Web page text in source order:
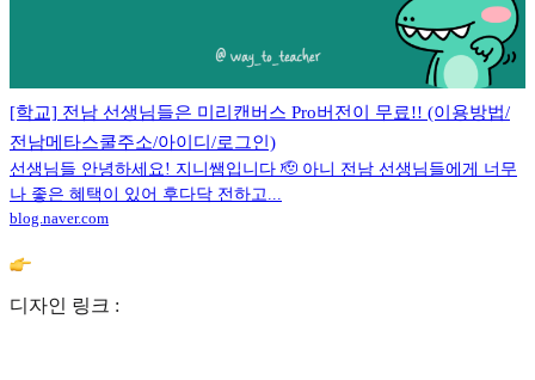
[학교] 전남 선생님들은 미리캔버스 Pro버전이 무료!! (이용방법/
전남메타스쿨주소/아이디/로그인)
선생님들 안녕하세요! 지니쌤입니다 🫡 아니 전남 선생님들에게 너무
나 좋은 혜택이 있어 후다닥 전하고...
blog.naver.com
디자인 링크 :